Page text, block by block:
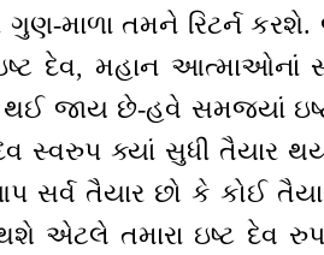
ગુણ-માળા તમને રિટર્ન
દેવ, મહાન આત્માઓનાં
જાય છે-હવે સમજ્યાં ઇષ્ટ
સ્વરુપ ક્યાં સુધી તૈયાર
તૈયાર છો કે કોઈ તૈયારી
થશે એટલે તમારા ઇષ્ટ દેવ